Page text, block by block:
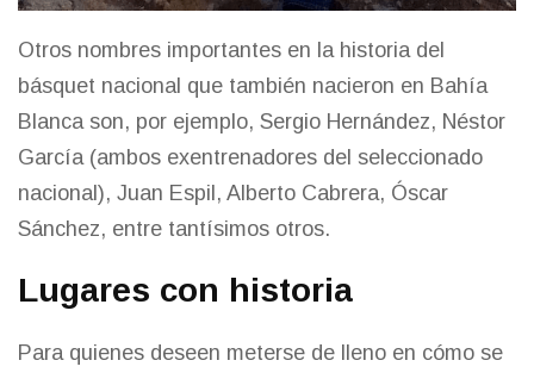
Otros nombres importantes en la historia del
básquet nacional que también nacieron en Bahía
Blanca son, por ejemplo, Sergio Hernández, Néstor
García (ambos exentrenadores del seleccionado
nacional), Juan Espil, Alberto Cabrera, Óscar
Sánchez, entre tantísimos otros.
Lugares con historia
Para quienes deseen meterse de lleno en cómo se